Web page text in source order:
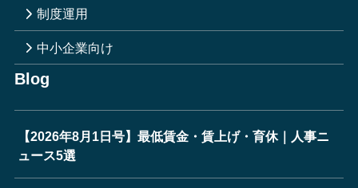
制度運用
中小企業向け
Blog
【2026年8月1日号】最低賃金・賃上げ・育休｜人事ニ
ュース5選